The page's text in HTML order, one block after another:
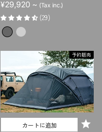
¥29,920 ~ (Tax inc.)
(29)
予約販売
カートに追加